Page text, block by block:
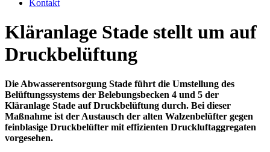
Kontakt
Kläranlage Stade stellt um auf
Druckbelüftung
Die Abwasserentsorgung Stade führt die Umstellung des
Belüftungssystems der Belebungsbecken 4 und 5 der
Kläranlage Stade auf Druckbelüftung durch. Bei dieser
Maßnahme ist der Austausch der alten Walzenbelüfter gegen
feinblasige Druckbelüfter mit effizienten Druckluftaggregaten
vorgesehen.